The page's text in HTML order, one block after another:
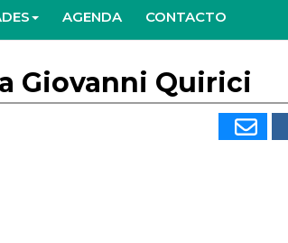
AGENDA CONTACTO
Giovanni Quirici